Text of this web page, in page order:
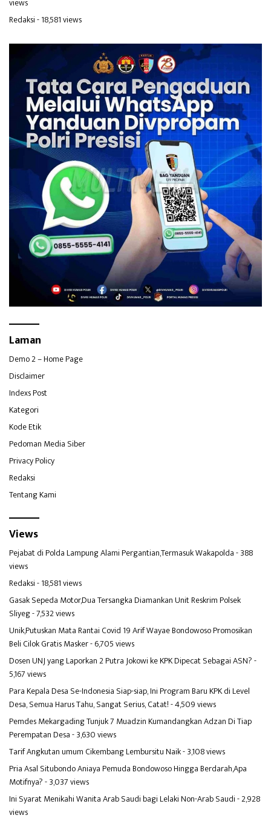
Redaksi- 18,581 views
Laman
Demo 2 – Home Page
Disclaimer
Indexs Post
Kategori
Kode Etik
Pedoman Media Siber
Privacy Policy
Redaksi
Tentang Kami
Views
Pejabat di Polda Lampung Alami Pergantian,Termasuk Wakapolda- 388
views
Redaksi- 18,581 views
Gasak Sepeda Motor,Dua Tersangka Diamankan Unit Reskrim Polsek
Sliyeg- 7,532 views
Unik,Putuskan Mata Rantai Covid 19 Arif Wayae Bondowoso Promosikan
Beli Cilok Gratis Masker- 6,705 views
Dosen UNJ yang Laporkan 2 Putra Jokowi ke KPK Dipecat Sebagai ASN?-
5,167 views
Para Kepala Desa Se-Indonesia Siap-siap, Ini Program Baru KPK di Level
Desa, Semua Harus Tahu, Sangat Serius, Catat!- 4,509 views
Pemdes Mekargading Tunjuk 7 Muadzin Kumandangkan Adzan Di Tiap
Perempatan Desa- 3,630 views
Tarif Angkutan umum Cikembang Lembursitu Naik- 3,108 views
Pria Asal Situbondo Aniaya Pemuda Bondowoso Hingga Berdarah,Apa
Motifnya?- 3,037 views
Ini Syarat Menikahi Wanita Arab Saudi bagi Lelaki Non-Arab Saudi- 2,928
views